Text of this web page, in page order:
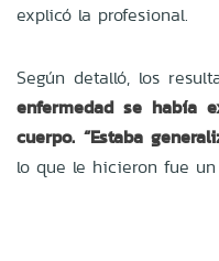
explicó la profesional.
Según detalló, los
enfermedad se había
cuerpo. “Estaba
lo que le hicieron fue